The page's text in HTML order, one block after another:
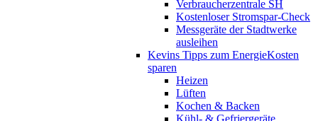
Verbraucherzentrale SH
Kostenloser Stromspar-Check
Messgeräte der Stadtwerke
ausleihen
Kevins Tipps zum EnergieKosten
sparen
Heizen
Lüften
Kochen & Backen
Kühl- & Gefriergeräte